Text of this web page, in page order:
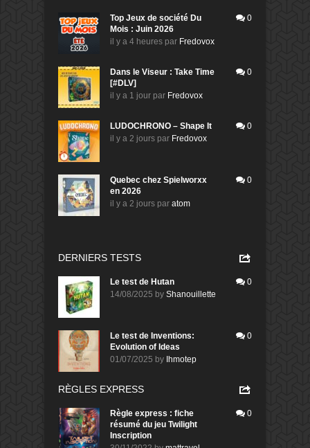
Top Jeux de société Du
Mois : Juin 2026
il y a 4 heures par Fredovox
0
Dans le Viseur : Take Time
[#DLV]
il y a 1 jour par Fredovox
0
LUDOCHRONO – Shape It
il y a 2 jours par Fredovox
0
Quebec chez Spielworxx
en 2026
il y a 2 jours par atom
0
DERNIERS TESTS
Le test de Hutan
14/08/2025 by Shanouillette
0
Le test de Inventions:
Evolution of Ideas
01/07/2025 by Ihmotep
0
RÈGLES EXPRESS
Règle express : fiche
résumé du jeu Twilight
Inscription
0